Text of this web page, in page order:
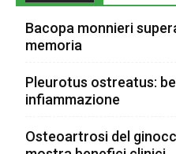
Bacopa monnieri
memoria
Pleurotus ostreatus:
infiammazione
Osteoartrosi del